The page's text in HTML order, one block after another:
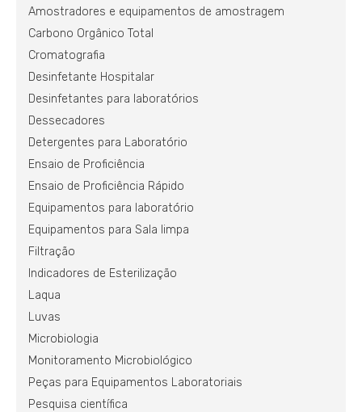
Amostradores e equipamentos de amostragem
Carbono Orgânico Total
Cromatografia
Desinfetante Hospitalar
Desinfetantes para laboratórios
Dessecadores
Detergentes para Laboratório
Ensaio de Proficiência
Ensaio de Proficiência Rápido
Equipamentos para laboratório
Equipamentos para Sala limpa
Filtração
Indicadores de Esterilização
Laqua
Luvas
Microbiologia
Monitoramento Microbiológico
Peças para Equipamentos Laboratoriais
Pesquisa científica